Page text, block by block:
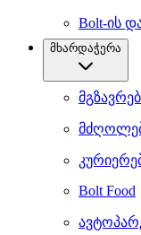
Bolt-ის
მხარდაჭერა
Bolt Food